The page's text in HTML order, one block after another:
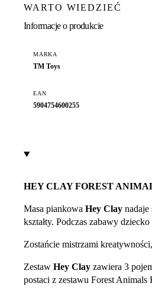
WARTO WIEDZIEĆ
Informacje o produkcie
MARKA
TM Toys
EAN
5904754600255
HEY CLAY FOREST
Masa piankowa Hey Clay
kształty. Podczas zabawy
Zostańcie mistrzami
Zestaw Hey Clay zawiera 3
postaci z zestawu Forest Animals